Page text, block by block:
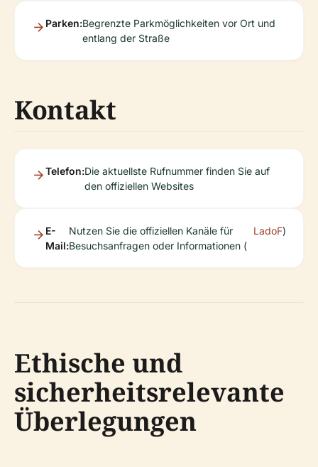
Parken:Begrenzte Parkmöglichkeiten vor Ort und
entlang der Straße
Kontakt
Telefon:Die aktuellste Rufnummer finden Sie auf
den offiziellen Websites
E-
Mail:
Nutzen Sie die offiziellen Kanäle für
Besuchsanfragen oder Informationen (
LadoF)
Ethische und
sicherheitsrelevante
Überlegungen